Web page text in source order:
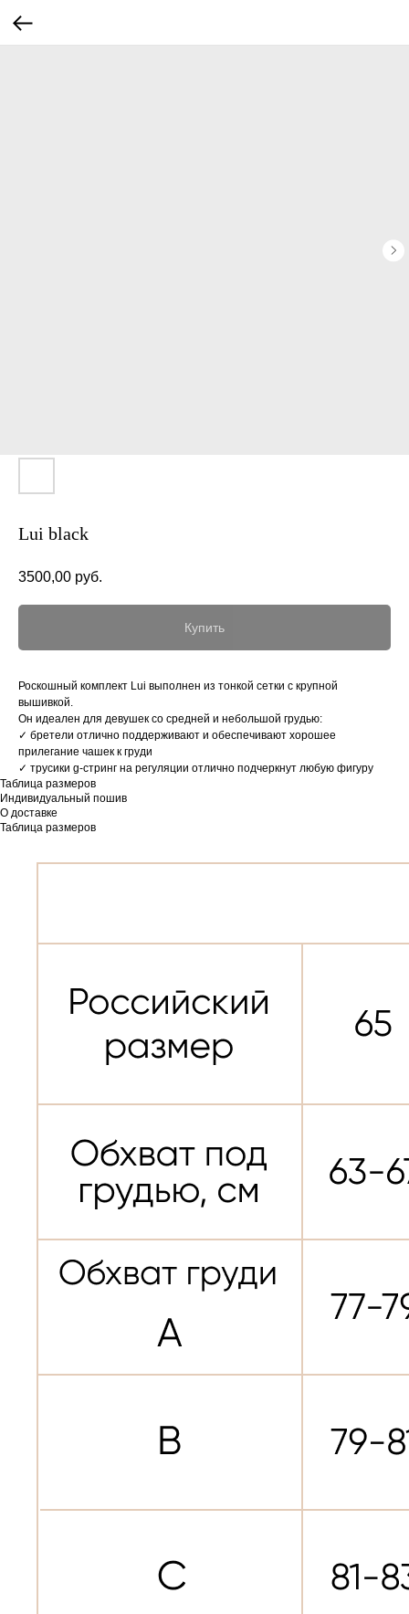
Lui black
3500,00 руб.
Купить
Роскошный комплект Lui выполнен из тонкой сетки с крупной
вышивкой.
Он идеален для девушек со средней и небольшой грудью:
✓ бретели отлично поддерживают и обеспечивают хорошее
прилегание чашек к груди
✓ трусики g-стринг на регуляции отлично подчеркнут любую фигуру
Таблица размеров
Индивидуальный пошив
О доставке
Таблица размеров